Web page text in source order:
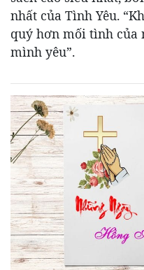
nhất của Tình Yêu.
quý hơn mối tình của
mình yêu”.